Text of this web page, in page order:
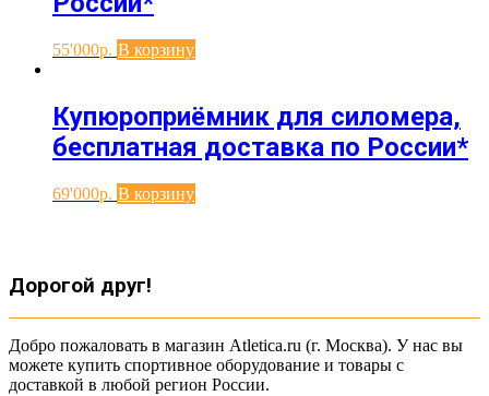
55'000 В корзину
Купюроприёмник для силомера,
бесплатная доставка по России*
69'000 В корзину
Дорогой друг!
Добро пожаловать в магазин Atletica.ru (г. Москва). У нас вы
можете купить спортивное оборудование и товары с
доставкой в любой регион России.